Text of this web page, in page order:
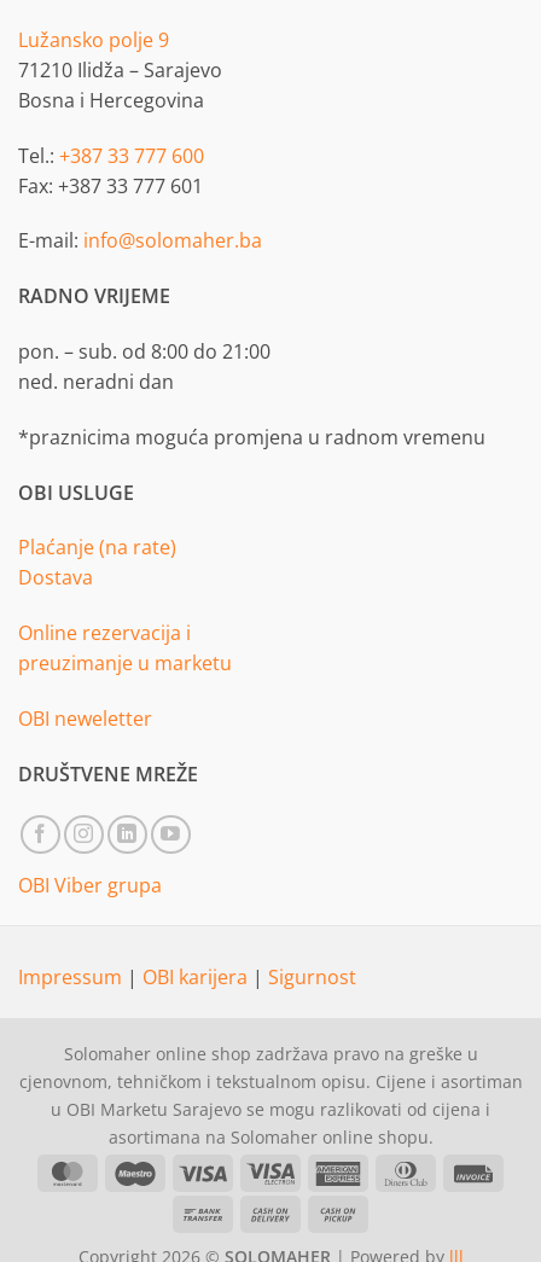
Lužansko polje 9
71210 Ilidža – Sarajevo
Bosna i Hercegovina
Tel.: +387 33 777 600
Fax: +387 33 777 601
E-mail: info@solomaher.ba
RADNO VRIJEME
pon. – sub. od 8:00 do 21:00
ned. neradni dan
*praznicima moguća promjena u radnom vremenu
OBI USLUGE
Plaćanje (na rate)
Dostava
Online rezervacija i
preuzimanje u marketu
OBI neweletter
DRUŠTVENE MREŽE
OBI Viber grupa
Impressum | OBI karijera | Sigurnost
Solomaher online shop zadržava pravo na greške u
cjenovnom, tehničkom i tekstualnom opisu. Cijene i asortiman
u OBI Marketu Sarajevo se mogu razlikovati od cijena i
asortimana na Solomaher online shopu.
MasterCardMaestro Visa
Visa
American Dinners
Bank
Cash
Copyright 2026 © SOLOMAHER | Powered by lll